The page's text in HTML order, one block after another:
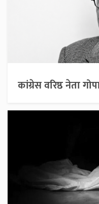
कांग्रेस वरिष्ठ नेता